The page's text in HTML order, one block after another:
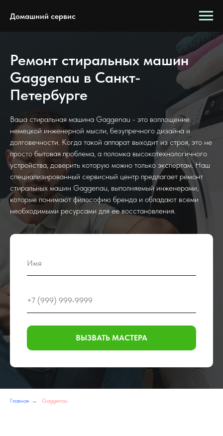
Домашний сервис
Ремонт стиральных машин
Gaggenau в Санкт-
Петербурге
Ваша стиральная машина Gaggenau - это воплощение
немецкой инженерной мысли, безупречного дизайна и
долговечности. Когда такой аппарат выходит из строя, это не
просто бытовая проблема, а поломка высокотехнологичного
устройства, доверить которую можно только экспертам. Наш
специализированный сервисный центр предлагает ремонт
стиральных машин Gaggenau, выполняемый инженерами,
которые понимают философию бренда и обладают всеми
необходимыми ресурсами для ее восстановления.
ВЫЗВАТЬ МАСТЕРА
Главная → Gaggenau